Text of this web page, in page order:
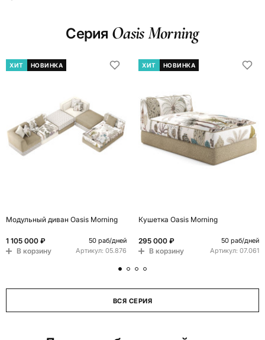
Серия Oasis Morning
ХИТ НОВИНКА
Модульный диван Oasis Morning
1 105 000 ₽ 50 раб/дней
В корзину Артикул: 05.876
ХИТ НОВИНКА
Кушетка Oasis Morning
295 000 ₽ 50 раб/дней
В корзину Артикул: 07.061
ВСЯ СЕРИЯ